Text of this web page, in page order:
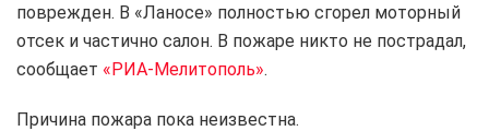
поврежден. В «Ланосе» полностью сгорел моторный
отсек и частично салон. В пожаре никто не пострадал,
сообщает «РИА-Мелитополь».
Причина пожара пока неизвестна.